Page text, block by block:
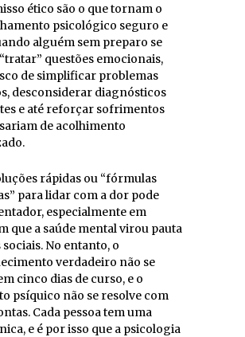
ético são o que tornam o
psicológico seguro e
alguém sem preparo se
questões emocionais,
de simplificar problemas
desconsiderar diagnósticos
e até reforçar sofrimentos
de acolhimento
rápidas ou “fórmulas
para lidar com a dor pode
especialmente em
que a saúde mental virou pauta
sociais. No entanto, o
verdadeiro não se
cinco dias de curso, e o
psíquico não se resolve com
Cada pessoa tem uma
e é por isso que a psicologia